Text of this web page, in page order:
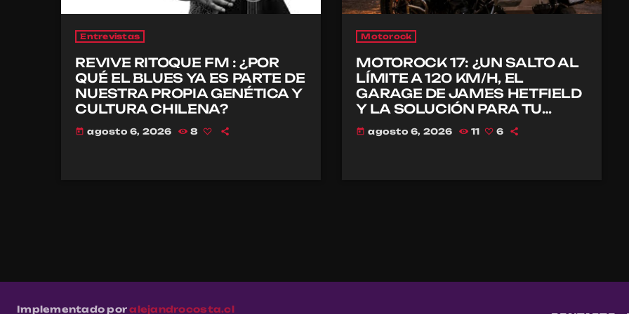
Entrevistas
REVIVE RITOQUE FM : ¿POR
QUÉ EL BLUES YA ES PARTE DE
NUESTRA PROPIA GENÉTICA Y
CULTURA CHILENA?
today agosto 6, 2026 8
Motorock
MOTOROCK 17: ¿UN SALTO AL
LÍMITE A 120 KM/H, EL
GARAGE DE JAMES HETFIELD
Y LA SOLUCIÓN PARA TU
CASCO?
today agosto 6, 2026 11 6
Implementado poralejandrocosta.cl